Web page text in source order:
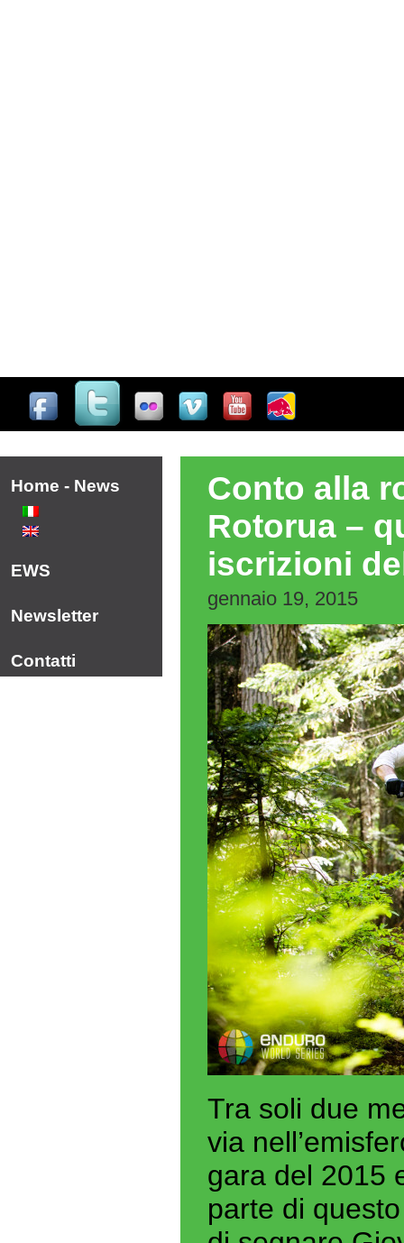
Conto alla
Rotorua –
iscrizioni
gennaio 19, 2015
Tra soli due
via
gara del 2015
parte di
Home - News
EWS
Newsletter
Contatti